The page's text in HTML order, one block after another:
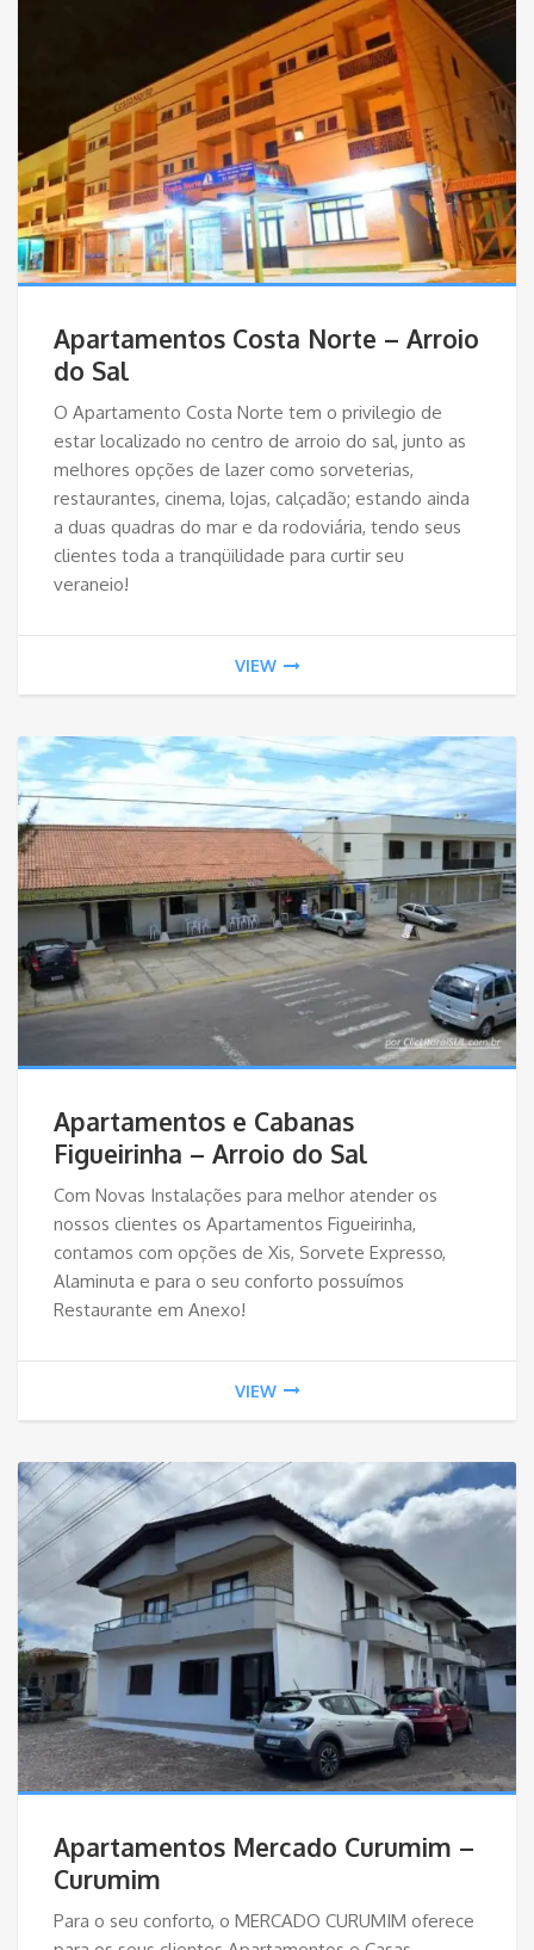
Apartamentos Costa Norte – Arroio
do Sal
O Apartamento Costa Norte tem o privilegio de
estar localizado no centro de arroio do sal, junto as
melhores opções de lazer como sorveterias,
restaurantes, cinema, lojas, calçadão; estando ainda
a duas quadras do mar e da rodoviária, tendo seus
clientes toda a tranqüilidade para curtir seu
veraneio!
VIEW
Apartamentos e Cabanas
Figueirinha – Arroio do Sal
Com Novas Instalações para melhor atender os
nossos clientes os Apartamentos Figueirinha,
contamos com opções de Xis, Sorvete Expresso,
Alaminuta e para o seu conforto possuímos
Restaurante em Anexo!
VIEW
Apartamentos Mercado Curumim –
Curumim
Para o seu conforto, o MERCADO CURUMIM oferece